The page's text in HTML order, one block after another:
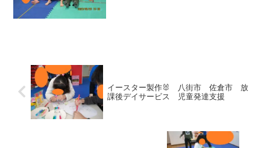
イースター製作🐰 八街市 佐倉市 放
課後デイサービス 児童発達支援